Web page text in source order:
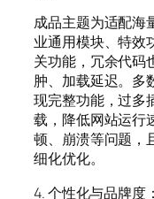
成品主题为适配海
业通用模块、特效
关功能，冗余代码
肿、加载延迟。多
现完整功能，过多
载，降低网站运行
顿、崩溃等问题，
细化优化。
4. 个性化与品牌度